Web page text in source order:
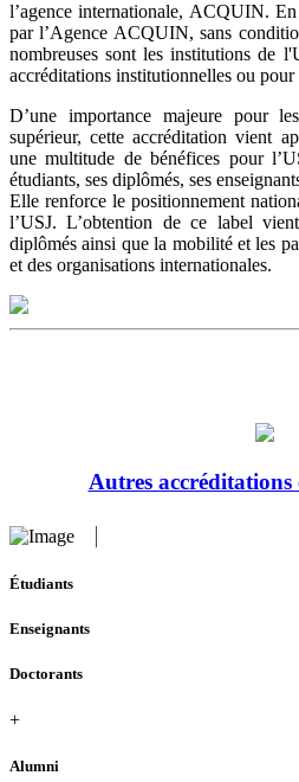
l’agence internationale, ACQUIN.
par l’Agence ACQUIN, sans
nombreuses sont les institutions de
accréditations institutionnelles ou pour
D’une importance majeure pour
supérieur, cette accréditation vient
une multitude de bénéfices pour
étudiants, ses diplômés, ses
Elle renforce le positionnement
l’USJ. L’obtention de ce label
diplômés ainsi que la mobilité et les
et des organisations internationales.
Autres accréditations
Étudiants
Enseignants
Doctorants
+
Alumni